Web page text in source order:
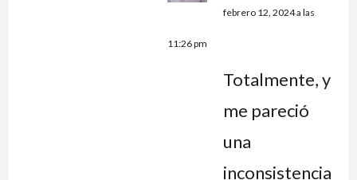
febrero 12, 2024 a las
11:26 pm
Totalmente, y
me pareció
una
inconsistencia